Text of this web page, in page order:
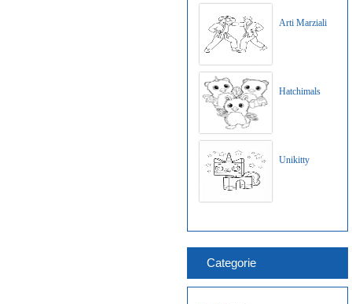
Arti Marziali
Hatchimals
Unikitty
Categorie